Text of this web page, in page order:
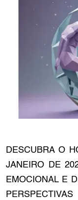
DESCUBRA O
JANEIRO DE
EMOCIONAL E